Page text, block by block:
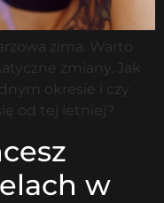
zima. Warto
zmiany. Jak
okresie i czy
od tej letniej?
w